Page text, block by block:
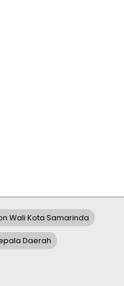
Wali Kota Samarinda
Daerah